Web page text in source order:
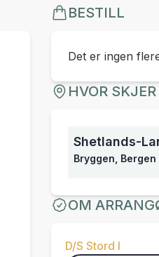
BESTILL
Det er ingen
HVOR
Shetlands-
Bryggen, Bergen
OM
D/S Stord I